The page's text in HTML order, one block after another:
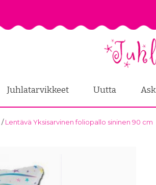
Juhlatarvikkeet Uutta
/Lentävä Yksisarvinen foliopallo sininen 90 cm